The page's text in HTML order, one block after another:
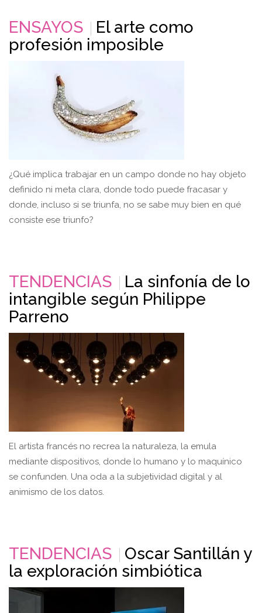
ENSAYOS
El arte como
profesión imposible
¿Qué implica trabajar en un campo donde no hay objeto
definido ni meta clara, donde todo puede fracasar y
donde, incluso si se triunfa, no se sabe muy bien en qué
consiste ese triunfo?
TENDENCIAS
La sinfonía de lo
intangible según Philippe
Parreno
El artista francés no recrea la naturaleza, la emula
mediante dispositivos, donde lo humano y lo maquínico
se confunden. Una oda a la subjetividad digital y al
animismo de los datos.
TENDENCIAS
Oscar Santillán y
la exploración simbiótica